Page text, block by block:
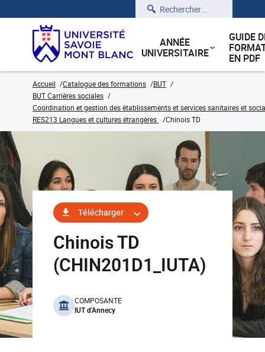
Rechercher
ANNÉE
UNIVERSITAIRE
GUIDE
EN PDF
Accueil Catalogue des formations
BUT
BUT Carrières sociales
Coordination et gestion des établissements et services sanitaires et
RES213 Langues et cultures étrangères
Chinois TD
Télécharger
Chinois TD
(CHIN201D1_IUTA)
benefits
COMPOSANTE
IUT d'Annecy